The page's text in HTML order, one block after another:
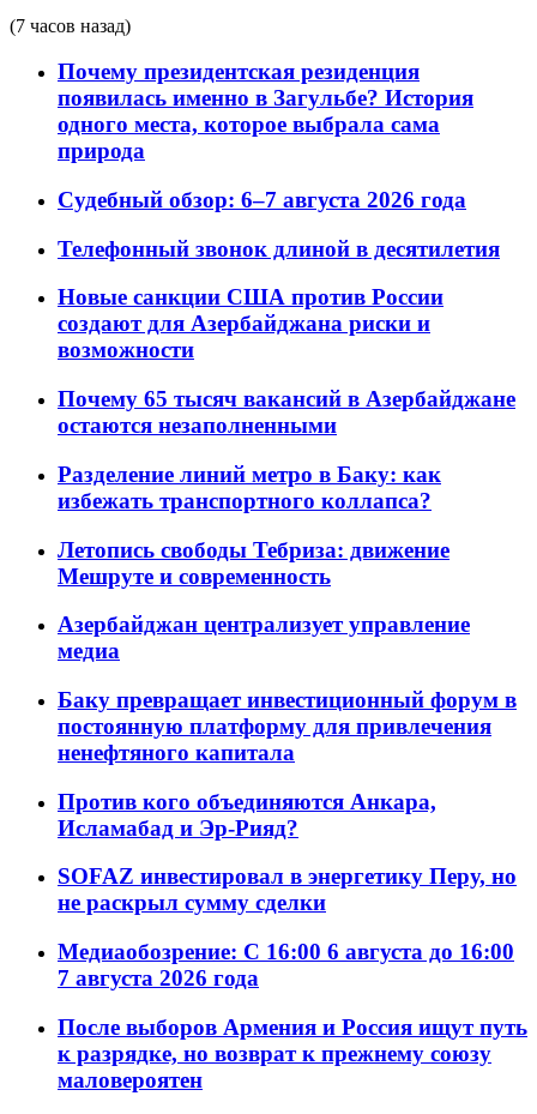
(7 часов назад)
Почему президентская резиденция
появилась именно в Загульбе? История
одного места, которое выбрала сама
природа
Судебный обзор: 6–7 августа 2026 года
Телефонный звонок длиной в десятилетия
Новые санкции США против России
создают для Азербайджана риски и
возможности
Почему 65 тысяч вакансий в Азербайджане
остаются незаполненными
Разделение линий метро в Баку: как
избежать транспортного коллапса?
Летопись свободы Тебриза: движение
Мешруте и современность
Азербайджан централизует управление
медиа
Баку превращает инвестиционный форум в
постоянную платформу для привлечения
ненефтяного капитала
Против кого объединяются Анкара,
Исламабад и Эр-Рияд?
SOFAZ инвестировал в энергетику Перу, но
не раскрыл сумму сделки
Медиаобозрение: С 16:00 6 августа до 16:00
7 августа 2026 года
После выборов Армения и Россия ищут путь
к разрядке, но возврат к прежнему союзу
маловероятен